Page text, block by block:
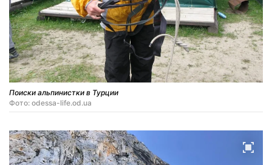
Поиски альпинистки в Турции
Фото: odessa-life.od.ua